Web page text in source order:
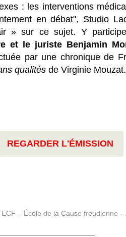
: les interventions
en débat", Studio
» sur ce sujet. Y
et le juriste Benjamin
par une chronique de
qualités de Virginie Mouzat.
REGARDER L'ÉMISSION
– École de la Cause freudienne –